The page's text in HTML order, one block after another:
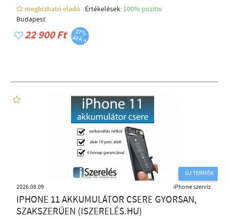
megbízható eladó
Értékelések: 100% pozítiv
Budapest
22 900 Ft
ÚJ TERMÉK
2026.08.09
iPhone szerviz
IPHONE 11 AKKUMULÁTOR CSERE GYORSAN,
SZAKSZERŰEN (ISZERELÉS.HU)